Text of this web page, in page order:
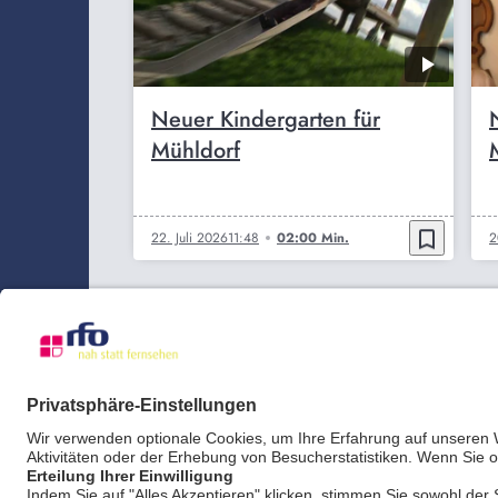
Neuer Kindergarten für
Mühldorf
22. Juli 202611:48 02:00 Min. bookmark_border